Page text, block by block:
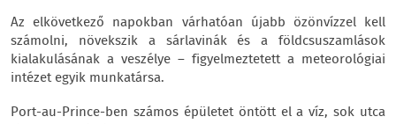
Az elkövetkező napokban várhatóan újabb özönvízzel kell
számolni, növekszik a sárlavinák és a földcsuszamlások
kialakulásának a veszélye – figyelmeztetett a meteorológiai
intézet egyik munkatársa.
Port-au-Prince-ben számos épületet öntött el a víz, sok utca